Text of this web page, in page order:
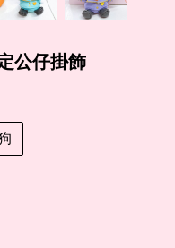
公仔掛飾